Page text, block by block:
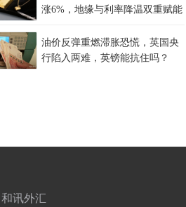
涨6%，地缘与利率降温双重赋能
油价反弹重燃滞胀恐慌，英国央
行陷入两难，英镑能抗住吗？
和讯外汇